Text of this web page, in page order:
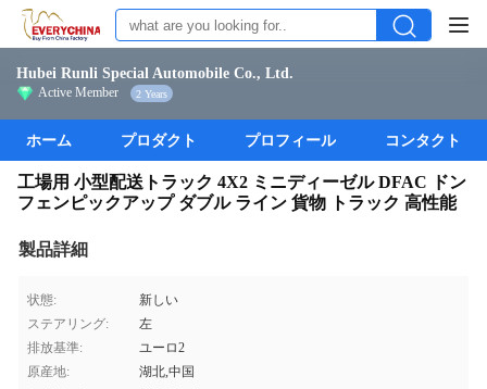
Hubei Runli Special Automobile Co., Ltd.
Active Member 2 Years
ホーム プロダクト プロフィール コンタクト
工場用 小型配送トラック 4X2 ミニディーゼル DFAC ドン
フェンピックアップ ダブル ライン 貨物 トラック 高性能
製品詳細
状態:
新しい
ステアリング:
左
排放基準:
ユーロ2
原産地:
湖北,中国